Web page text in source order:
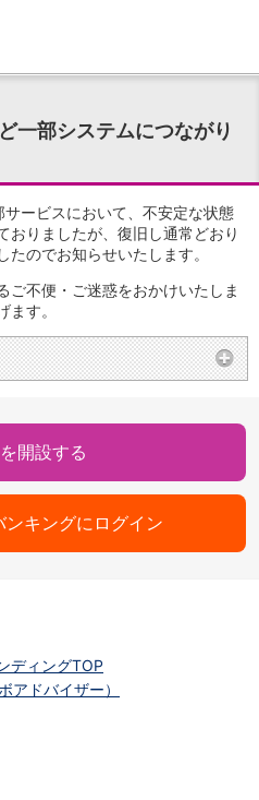
ディングTOP
アドバイザー）
一部システムにつながり
ービスにおいて、不安定な状態
おりましたが、復旧し通常どおり
のでお知らせいたします。
ご不便・ご迷惑をおかけいたしま
ます。
開設する
キングにログイン